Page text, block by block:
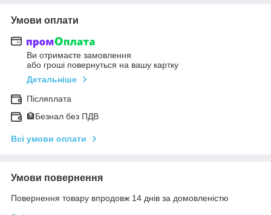
Умови оплати
Ви отримаєте замовлення
або гроші повернуться на вашу картку
Детальніше
Післяплата
🏦Безнал без ПДВ
Всі умови оплати
Умови повернення
Повернення товару впродовж 14 днів за домовленістю